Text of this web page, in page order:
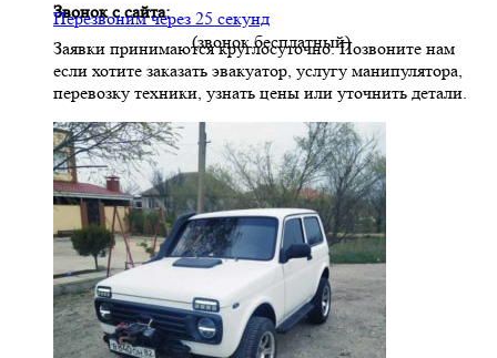
Звонок с сайта:
Перезвоним через 25 секунд
(звонок бесплатный)
Заявки принимаются круглосуточно. Позвоните нам
если хотите заказать эвакуатор, услугу манипулятора,
перевозку техники, узнать цены или уточнить детали.